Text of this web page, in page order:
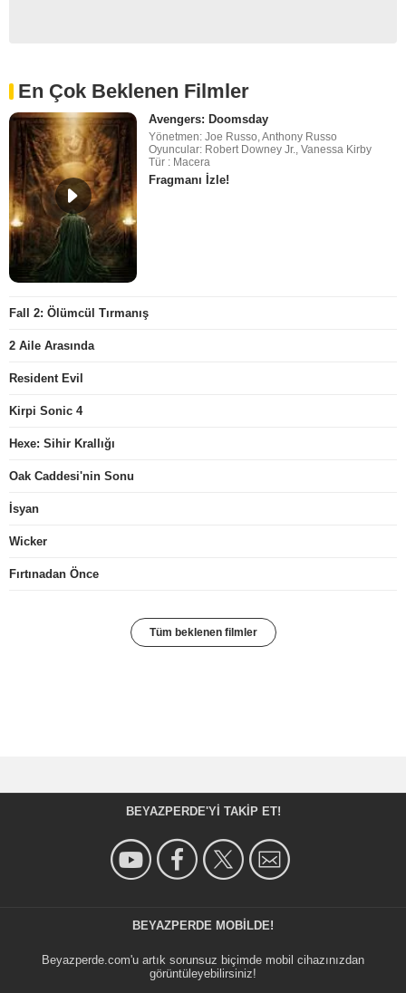
En Çok Beklenen Filmler
Avengers: Doomsday
Yönetmen: Joe Russo, Anthony Russo
Oyuncular: Robert Downey Jr., Vanessa Kirby
Tür : Macera
Fragmanı İzle!
Fall 2: Ölümcül Tırmanış
2 Aile Arasında
Resident Evil
Kirpi Sonic 4
Hexe: Sihir Krallığı
Oak Caddesi'nin Sonu
İsyan
Wicker
Fırtınadan Önce
Tüm beklenen filmler
BEYAZPERDE'YI TAKIP ET!
BEYAZPERDE MOBILDE!
Beyazperde.com'u artık sorunsuz biçimde mobil cihazınızdan
görüntüleyebilirsiniz!